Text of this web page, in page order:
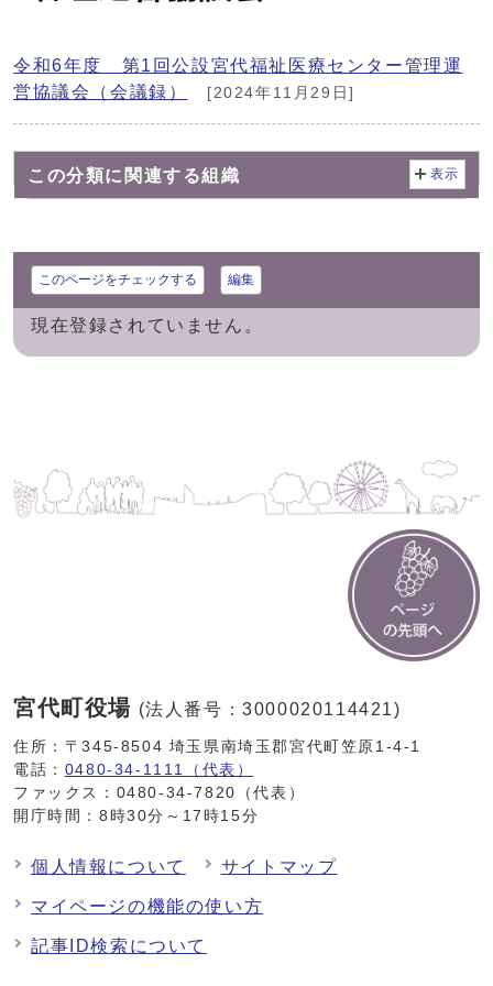
令和6年度 第1回公設宮代福祉医療センター管理運
営協議会（会議録）
[2024年11月29日]
この分類に関連する組織 表示
このページをチェックする 編集
現在登録されていません。
宮代町役場 (法人番号：3000020114421)
住所：〒345-8504 埼玉県南埼玉郡宮代町笠原1-4-1
電話： 0480-34-1111（代表）
ファックス：0480-34-7820（代表）
開庁時間：8時30分～17時15分
個人情報について サイトマップ
マイページの機能の使い方
記事ID検索について